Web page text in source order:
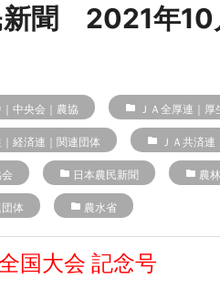
新聞 2021年10
｜中央会｜農協 folder ＪＡ全厚連｜
｜経済連｜関連団体 folder ＪＡ共済
folder 日本農民新聞 folder 農
体 folder 農水省
国大会 記念号